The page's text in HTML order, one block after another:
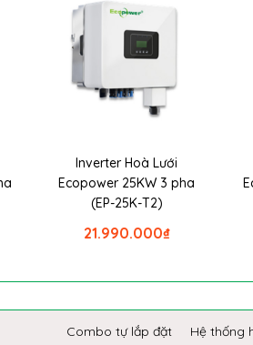
Inverter Hoà Lưới
Ecopower 25KW 3 pha
(EP-25K-T2)
₫
21.990.000
Combo tự lắp đặt Hệ thống